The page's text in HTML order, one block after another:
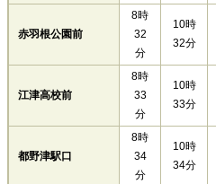
赤羽根公園前
8時
32
分
10時
32分
江津高校前
8時
33
分
10時
33分
都野津駅口
8時
34
分
10時
34分